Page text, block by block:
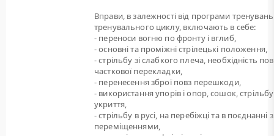
Вправи, в залежності від програми
тренувального циклу, включають в себе:
- переноси вогню по фронту і вглиб,
- основні та проміжні стрілецькі положення,
- стрільбу зі слабкого плеча, необхідність
часткової перекладки,
- перенесення зброї повз перешкоди,
- використання упорів і опор, сошок,
укриття,
- стрільбу в русі, на перебіжці та в поєднанні з
переміщеннями,